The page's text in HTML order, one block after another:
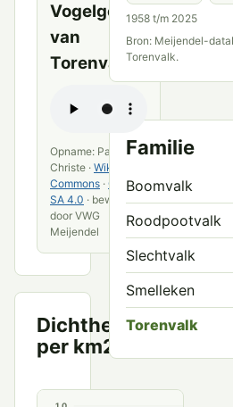
Vogelgeluid
van
Torenvalk
Opname: Pascal
Christe · Wikimedia
Commons · CC BY-
SA 4.0 · bewerkt
door VWG
Meijendel
Dichtheid
per km2
Territoria
1958 t/m 2025
Bron: Meijendel-
Torenvalk.
Familie
Boomvalk
Roodpootvalk
Slechtvalk
Smelleken
Torenvalk